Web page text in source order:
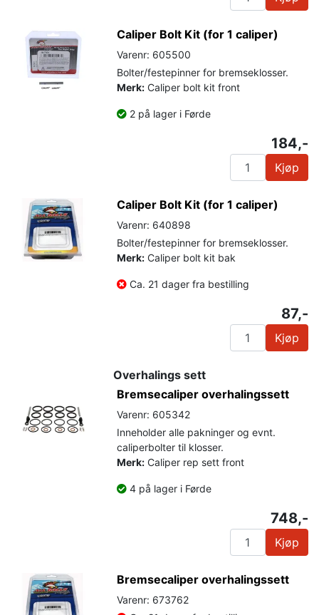
Caliper Bolt Kit (for 1 caliper)
Varenr: 605500
Bolter/festepinner for bremseklosser.
Merk: Caliper bolt kit front
2 på lager i Førde
184,-
Kjøp
Caliper Bolt Kit (for 1 caliper)
Varenr: 640898
Bolter/festepinner for bremseklosser.
Merk: Caliper bolt kit bak
Ca. 21 dager fra bestilling
87,-
Kjøp
Overhalings sett
Bremsecaliper overhalingssett
Varenr: 605342
Inneholder alle pakninger og evnt.
caliperbolter til klosser.
Merk: Caliper rep sett front
4 på lager i Førde
748,-
Kjøp
Bremsecaliper overhalingssett
Varenr: 673762